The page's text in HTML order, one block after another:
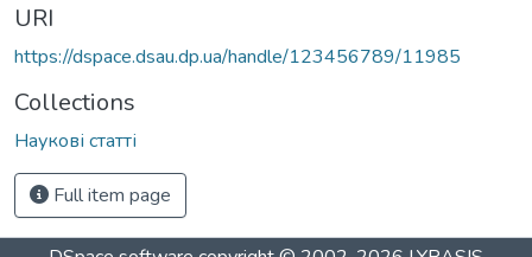
URI
https://dspace.dsau.dp.ua/handle/123456789/11985
Collections
Наукові статті
Full item page